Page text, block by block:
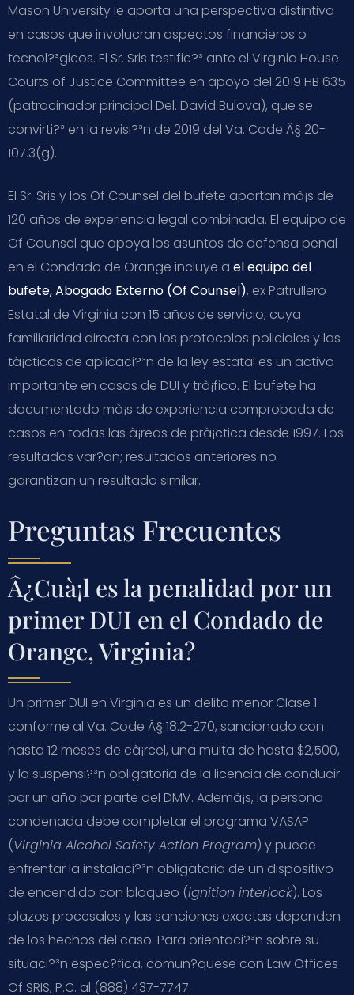
Mason University le aporta una perspectiva distintiva
en casos que involucran aspectos financieros o
tecnol?³gicos. El Sr. Sris testific?³ ante el Virginia House
Courts of Justice Committee en apoyo del 2019 HB 635
(patrocinador principal Del. David Bulova), que se
convirti?³ en la revisi?³n de 2019 del Va. Code Â§ 20-
107.3(g).
El Sr. Sris y los Of Counsel del bufete aportan mà¡s de
120 años de experiencia legal combinada. El equipo de
Of Counsel que apoya los asuntos de defensa penal
en el Condado de Orange incluye a el equipo del
bufete, Abogado Externo (Of Counsel), ex Patrullero
Estatal de Virginia con 15 años de servicio, cuya
familiaridad directa con los protocolos policiales y las
tà¡cticas de aplicaci?³n de la ley estatal es un activo
importante en casos de DUI y trà¡fico. El bufete ha
documentado mà¡s de experiencia comprobada de
casos en todas las à¡reas de prà¡ctica desde 1997. Los
resultados var?­an; resultados anteriores no
garantizan un resultado similar.
Preguntas Frecuentes
Â¿Cuà¡l es la penalidad por un
primer DUI en el Condado de
Orange, Virginia?
Un primer DUI en Virginia es un delito menor Clase 1
conforme al Va. Code Â§ 18.2-270, sancionado con
hasta 12 meses de cà¡rcel, una multa de hasta $2,500,
y la suspensi?³n obligatoria de la licencia de conducir
por un año por parte del DMV. Ademà¡s, la persona
condenada debe completar el programa VASAP
(Virginia Alcohol Safety Action Program) y puede
enfrentar la instalaci?³n obligatoria de un dispositivo
de encendido con bloqueo (ignition interlock). Los
plazos procesales y las sanciones exactas dependen
de los hechos del caso. Para orientaci?³n sobre su
situaci?³n espec?­fica, comun?­quese con Law Offices
Of SRIS, P.C. al (888) 437-7747.